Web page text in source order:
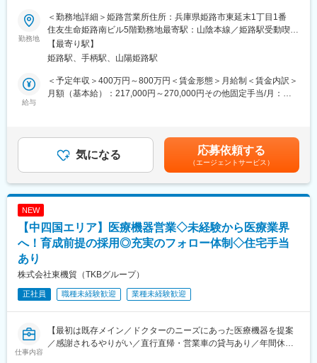
いただきます。
3ヶ月の研修後も先輩社員がしっかりとサポートいたしますので安
心です。
社歴・年齢・学歴・性別、一切関係ありません。
実力と成果で評価する独自の評価制度を導入しています。
参考例.
・中途入社1年目20代／年収580万円（未経験者）
・中途入社2年目20代／年収760万円（未経験者）
・中途入社5年目30代／年収1,100万円
■会社概要
・電子カルテ、AI音声認識、訪問歯科支援まで、歯科DXを総合的
・「治療から予防へ」「外来から訪問へ」という業界変革の追い
風を受け、主力製品『AI・音声Hiクラテス』の全国展開を加速し
ています。
変更の範囲：会社の定める業務
倒的に稼ぎたい方へ◆◇
■業務内容
医療×AIソリューション営業
・顧客の業務効率を高めるシステム提案（BtoB営業）
・システムの操作説明、サポート、新規システムの導入提案
・顧客からの依頼・要望等のヒアリング
案営業を行います。
会社の方針として「サポートなくして販売なし」を掲げており、
営業がアフターフォローまで深く関与します。
■メイン商材
・AI・音声入力対応の歯科電子カルテ統合システム
・その他オプション製品
修を行います。商品知識、歯科知識、IT知識、顧客対応を学んで
いただきます。
勤務地
＜勤務地詳細＞姫路営業所住所：兵庫県姫路市東延末1丁目1番
住友生命姫路南ビル5階勤務地最寄駅：山陰本線／姫路駅受動喫煙
対策：屋内全面禁煙変更の範囲：会社の定める事業所
【最寄り駅】
姫路駅、手柄駅、山陽姫路駅
給与
＜予定年収＞400万円～800万円＜賃金形態＞月給制＜賃金内訳＞
月額（基本給）：217,000円～270,000円その他固定手当/月：
業手当＞有＜給与補足＞※上記年収条件はあくまで目安であり、ス
キルによってはこれ以上に上がる可能性があります。■昇給：1ヶ
月あたり5,000円／月（過去実績）■賞与：年3回、60万円～450万
円（過去実績）賃金はあくまでも目安の金額であり、選考を通じ
て上下する可能性があります。月給(月額)は固定手当を含めた表記
気になる 応募依頼する
（エージェントサービス）
NEW
【中四国エリア】医療機器営業◇未経験から医療業界
へ！育成前提の採用◎充実のフォロー体制◇住宅手当
あり
株式会社東機貿（TKBグループ）
正社員 職種未経験歓迎 業種未経験歓迎
仕事内容
【最初は既存メイン／ドクターのニーズにあった医療機器を提案
／感謝されるやりがい／直行直帰・営業車の貸与あり／年間休日